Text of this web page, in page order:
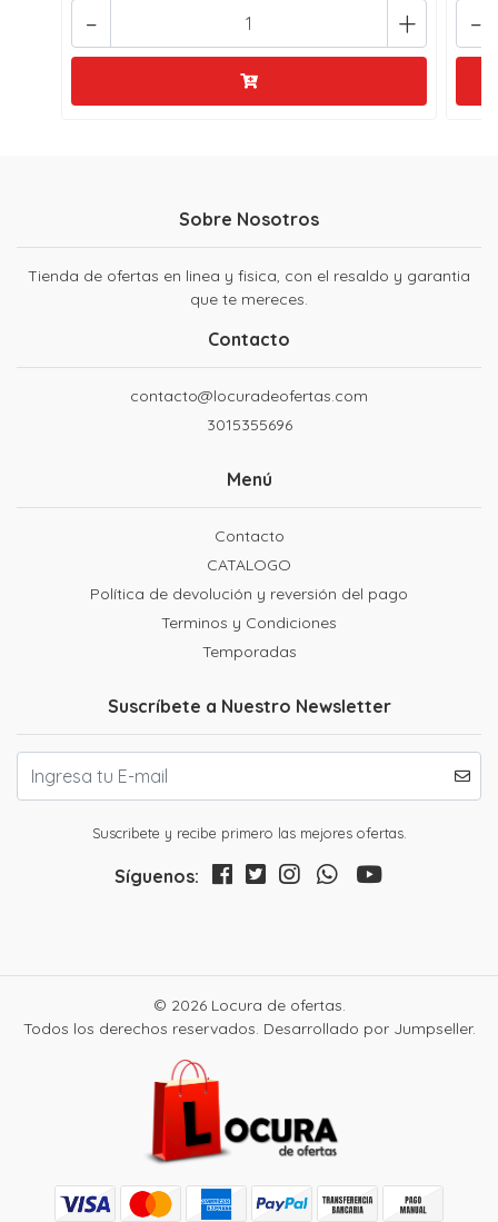
+
- -
Sobre Nosotros
Tienda de ofertas en linea y fisica, con el resaldo y garantia
que te mereces.
Contacto
contacto@locuradeofertas.com
3015355696
Menú
Contacto
CATALOGO
Política de devolución y reversión del pago
Terminos y Condiciones
Temporadas
Suscríbete a Nuestro Newsletter
Suscribete y recibe primero las mejores ofertas.
Síguenos:
© 2026 Locura de ofertas.
Todos los derechos reservados. Desarrollado por Jumpseller.